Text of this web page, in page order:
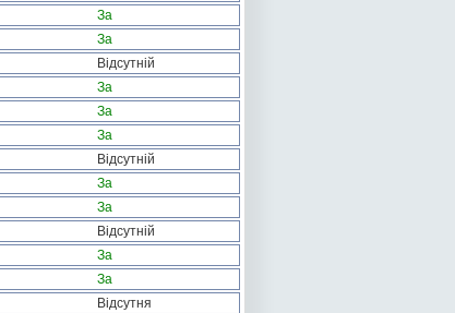
За
За
Відсутній
За
За
За
Відсутній
За
За
Відсутній
За
За
Відсутня